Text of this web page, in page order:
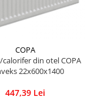
COPA
din otel COPA
22x600x1400
447,39 Lei